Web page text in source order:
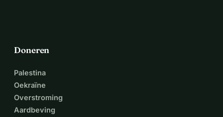
Doneren
Palestina
Oekraïne
Overstroming
Aardbeving